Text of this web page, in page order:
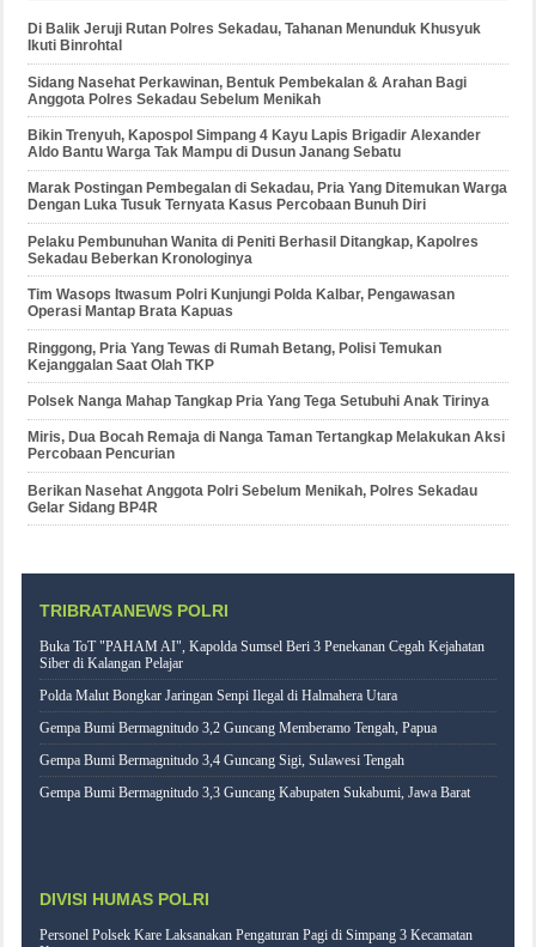
Di Balik Jeruji Rutan Polres Sekadau, Tahanan Menunduk Khusyuk
Ikuti Binrohtal
Sidang Nasehat Perkawinan, Bentuk Pembekalan & Arahan Bagi
Anggota Polres Sekadau Sebelum Menikah
Bikin Trenyuh, Kapospol Simpang 4 Kayu Lapis Brigadir Alexander
Aldo Bantu Warga Tak Mampu di Dusun Janang Sebatu
Marak Postingan Pembegalan di Sekadau, Pria Yang Ditemukan Warga
Dengan Luka Tusuk Ternyata Kasus Percobaan Bunuh Diri
Pelaku Pembunuhan Wanita di Peniti Berhasil Ditangkap, Kapolres
Sekadau Beberkan Kronologinya
Tim Wasops Itwasum Polri Kunjungi Polda Kalbar, Pengawasan
Operasi Mantap Brata Kapuas
Ringgong, Pria Yang Tewas di Rumah Betang, Polisi Temukan
Kejanggalan Saat Olah TKP
Polsek Nanga Mahap Tangkap Pria Yang Tega Setubuhi Anak Tirinya
Miris, Dua Bocah Remaja di Nanga Taman Tertangkap Melakukan Aksi
Percobaan Pencurian
Berikan Nasehat Anggota Polri Sebelum Menikah, Polres Sekadau
Gelar Sidang BP4R
TRIBRATANEWS POLRI
Buka ToT "PAHAM AI", Kapolda Sumsel Beri 3 Penekanan Cegah Kejahatan
Siber di Kalangan Pelajar
Polda Malut Bongkar Jaringan Senpi Ilegal di Halmahera Utara
Gempa Bumi Bermagnitudo 3,2 Guncang Memberamo Tengah, Papua
Gempa Bumi Bermagnitudo 3,4 Guncang Sigi, Sulawesi Tengah
Gempa Bumi Bermagnitudo 3,3 Guncang Kabupaten Sukabumi, Jawa Barat
DIVISI HUMAS POLRI
Personel Polsek Kare Laksanakan Pengaturan Pagi di Simpang 3 Kecamatan